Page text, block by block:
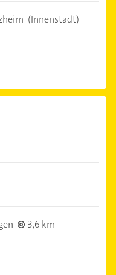
(Innenstadt)
3,6 km